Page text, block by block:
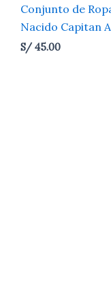
Conjunto de
Nacido Capitan
S/45.00